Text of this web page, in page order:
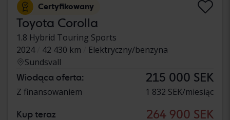
Certyfikowany
Toyota Corolla
1.8 Hybrid Touring Sports
2024
42 430 km
Elektryczny/benzyna
Sundsvall
Wiodąca oferta: 215 000 SEK
Z finansowaniem 1 832 SEK/miesiąc
Kup teraz 264 900 SEK